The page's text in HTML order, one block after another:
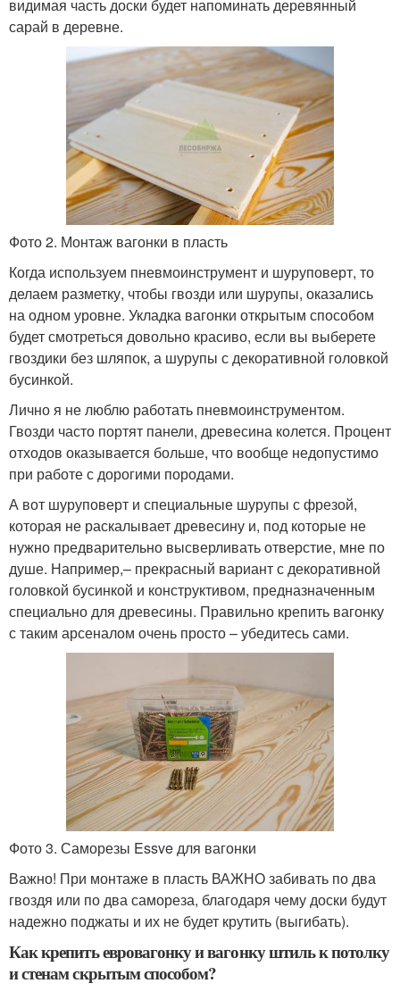
видимая часть доски будет напоминать деревянный
сарай в деревне.
Фото 2. Монтаж вагонки в пласть
Когда используем пневмоинструмент и шуруповерт, то
делаем разметку, чтобы гвозди или шурупы, оказались
на одном уровне. Укладка вагонки открытым способом
будет смотреться довольно красиво, если вы выберете
гвоздики без шляпок, а шурупы с декоративной головкой
бусинкой.
Лично я не люблю работать пневмоинструментом.
Гвозди часто портят панели, древесина колется. Процент
отходов оказывается больше, что вообще недопустимо
при работе с дорогими породами.
А вот шуруповерт и специальные шурупы с фрезой,
которая не раскалывает древесину и, под которые не
нужно предварительно высверливать отверстие, мне по
душе. Например,– прекрасный вариант с декоративной
головкой бусинкой и конструктивом, предназначенным
специально для древесины. Правильно крепить вагонку
с таким арсеналом очень просто – убедитесь сами.
Фото 3. Саморезы Essve для вагонки
Важно! При монтаже в пласть ВАЖНО забивать по два
гвоздя или по два самореза, благодаря чему доски будут
надежно поджаты и их не будет крутить (выгибать).
Как крепить евровагонку и вагонку штиль к потолку
и стенам скрытым способом?